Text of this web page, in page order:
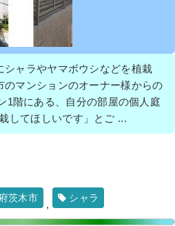
シャラやヤマボウシなどを植栽
のマンションのオーナー様からの
1階にある、自分の部屋の個人庭
してほしいです」とご ...
茨木市
,
シャラ